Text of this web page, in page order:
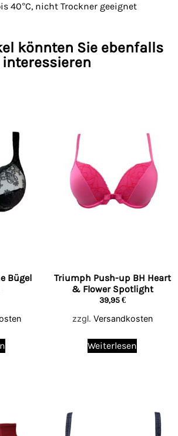
40°C, nicht Trockner geeignet
könnten Sie ebenfalls
interessieren
Bügel
Triumph Push-up BH Heart
& Flower Spotlight
39,95€
zzgl. Versandkosten
Weiterlesen